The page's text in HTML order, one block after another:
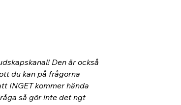
Den är också
du kan på frågorna
INGET kommer hända
så gör inte det ngt